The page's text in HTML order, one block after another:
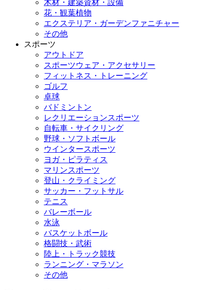
木材・建築資材・設備
花・観葉植物
エクステリア・ガーデンファニチャー
その他
スポーツ
アウトドア
スポーツウェア・アクセサリー
フィットネス・トレーニング
ゴルフ
卓球
バドミントン
レクリエーションスポーツ
自転車・サイクリング
野球・ソフトボール
ウインタースポーツ
ヨガ・ピラティス
マリンスポーツ
登山・クライミング
サッカー・フットサル
テニス
バレーボール
水泳
バスケットボール
格闘技・武術
陸上・トラック競技
ランニング・マラソン
その他